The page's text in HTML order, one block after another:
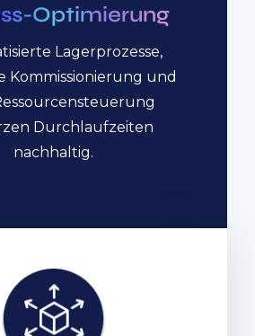
Optimierung
Lagerprozesse,
Kommissionierung und
Durchlaufzeiten
nachhaltig.